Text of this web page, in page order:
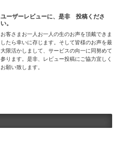
ユーザーレビューに、是非 投稿くださ
い。
お客さまお一人お一人の生のお声を頂戴できま
したら幸いに存じます。そして皆様のお声を最
大限活かしまして、サービスの向一に同努めて
参ります。是非、レビュー投稿にご協力宜しく
お願い致します。